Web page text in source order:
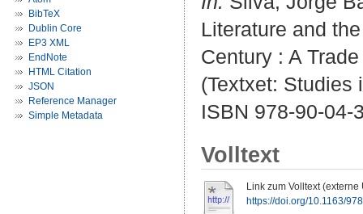
BibTeX
Dublin Core
EP3 XML
EndNote
HTML Citation
JSON
Reference Manager
Simple Metadata
Literature and
Century : A
(Textxet: Studies
ISBN 978-90-04-
Volltext
Link zum Volltext (externe
https://doi.org/10.1163/